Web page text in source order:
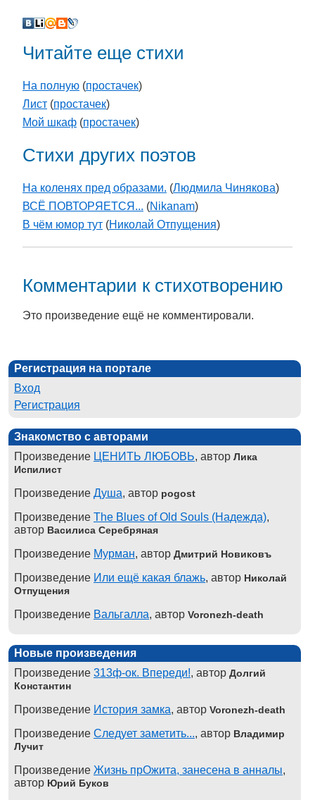
Читайте еще стихи
На полную (простачек)
Лист (простачек)
Мой шкаф (простачек)
Стихи других поэтов
На коленях пред образами. (Людмила Чинякова)
ВСЁ ПОВТОРЯЕТСЯ... (Nikanam)
В чём юмор тут (Николай Отпущения)
Комментарии к стихотворению
Это произведение ещё не комментировали.
Регистрация на портале
Вход
Регистрация
Знакомство с авторами
Произведение ЦЕНИТЬ ЛЮБОВЬ, автор Лика
Испилист
Произведение Душа, автор pogost
Произведение The Blues of Old Souls (Надежда),
автор Василиса Серебряная
Произведение Мурман, автор Дмитрий Новиковъ
Произведение Или ещё какая блажь, автор Николай
Отпущения
Произведение Вальгалла, автор Voronezh-death
Новые произведения
Произведение 313ф-ок. Впереди!, автор Долгий
Константин
Произведение История замка, автор Voronezh-death
Произведение Следует заметить..., автор Владимир
Лучит
Произведение Жизнь прОжита, занесена в анналы,
автор Юрий Буков